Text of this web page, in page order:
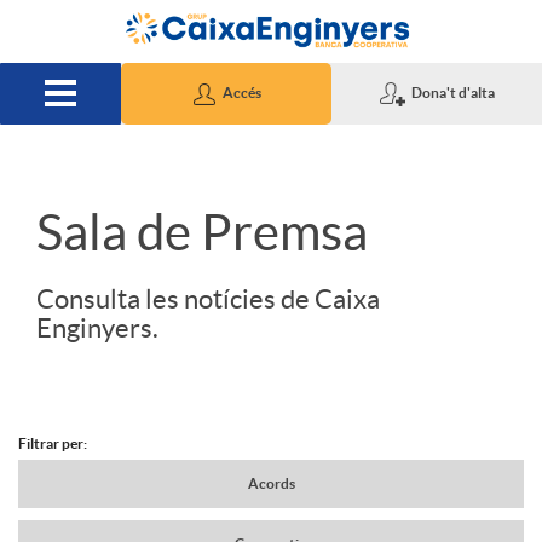
Salta al contingut principal
Accés Dona't d'alta
S
d
Sala de Premsa
Consulta les notícies de Caixa
Enginyers.
N
Filtrar per:
Acords